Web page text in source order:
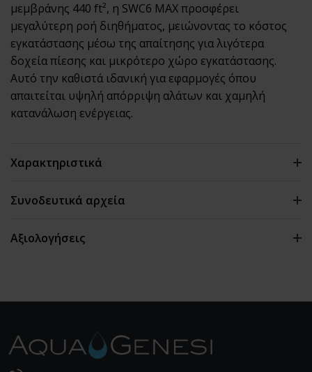
μεμβράνης 440 ft², η SWC6 MAX προσφέρει
μεγαλύτερη ροή διηθήματος, μειώνοντας το κόστος
εγκατάστασης μέσω της απαίτησης για λιγότερα
δοχεία πίεσης και μικρότερο χώρο εγκατάστασης.
Αυτό την καθιστά ιδανική για εφαρμογές όπου
απαιτείται υψηλή απόρριψη αλάτων και χαμηλή
κατανάλωση ενέργειας.
Χαρακτηριστικά
Ροή: 6.600 GPD (25 m³/day)
Απόρριψη:
Διάμετρος: 8"
Επιφάνεια Μεμβράνης: 440 ft² (41 m²)
Συνοδευτικά αρχεία
Αξιολογήσεις